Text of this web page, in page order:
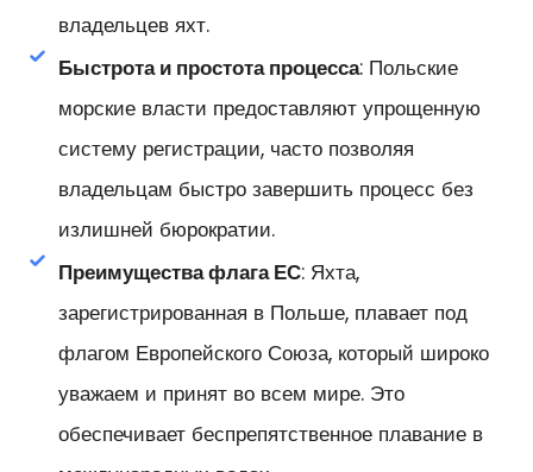
владельцев яхт.
Быстрота и простота процесса: Польские
морские власти предоставляют упрощенную
систему регистрации, часто позволяя
владельцам быстро завершить процесс без
излишней бюрократии.
Преимущества флага ЕС: Яхта,
зарегистрированная в Польше, плавает под
флагом Европейского Союза, который широко
уважаем и принят во всем мире. Это
обеспечивает беспрепятственное плавание в